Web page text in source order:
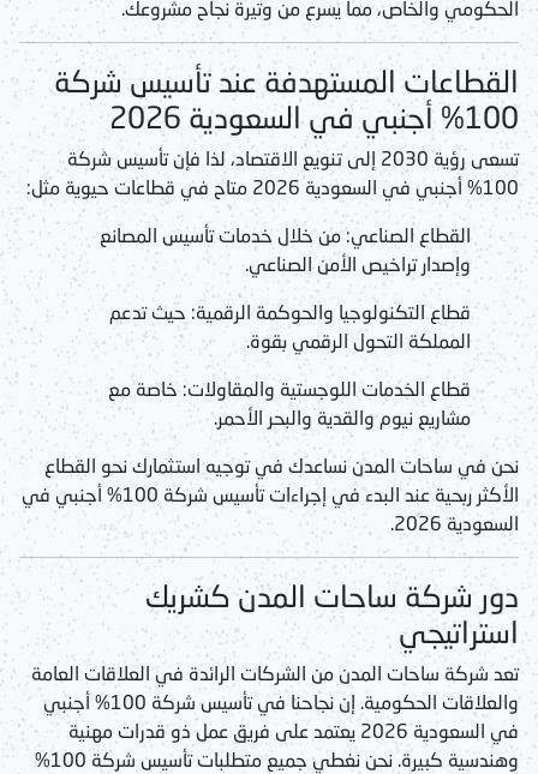
الحكومي والخاص، مما يسرع من وتيرة نجاح مشروعك.
القطاعات المستهدفة عند تأسيس شركة
100% أجنبي في السعودية 2026
تسعى رؤية 2030 إلى تنويع الاقتصاد، لذا فإن
تأسيس شركة
100% أجنبي في السعودية 2026
متاح في قطاعات حيوية مثل:
القطاع الصناعي: من خلال خدمات تأسيس المصانع
وإصدار تراخيص الأمن الصناعي.
قطاع التكنولوجيا والحوكمة الرقمية: حيث تدعم
المملكة التحول الرقمي بقوة.
قطاع الخدمات اللوجستية والمقاولات: خاصة مع
مشاريع نيوم والقدية والبحر الأحمر.
نحن في ساحات المدن نساعدك في توجيه استثمارك نحو القطاع
الأكثر ربحية عند البدء في إجراءات
تأسيس شركة 100% أجنبي في
السعودية 2026
دور شركة ساحات المدن كشريك
استراتيجي
تعد شركة ساحات المدن من الشركات الرائدة في العلاقات العامة
والعلاقات الحكومية. إن نجاحنا في
تأسيس شركة 100% أجنبي
في السعودية 2026
يعتمد على فريق عمل ذو قدرات مهنية
وهندسية كبيرة. نحن نغطي جميع متطلبات
تأسيس شركة 100%